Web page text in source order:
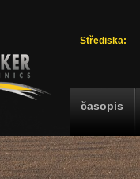
Střediska:
časopis